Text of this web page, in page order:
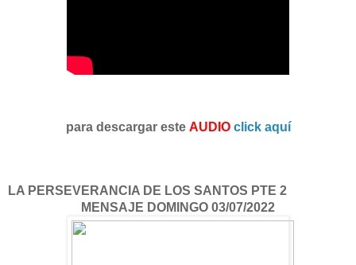
para descargar este AUDIO click aquí
LA PERSEVERANCIA DE LOS SANTOS PTE 2
MENSAJE DOMINGO 03/07/2022